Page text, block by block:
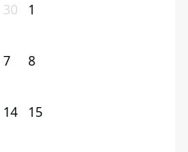
30 1
7 8
14 15